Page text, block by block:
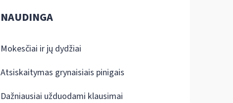
NAUDINGA
Mokesčiai ir jų dydžiai
Atsiskaitymas grynaisiais pinigais
Dažniausiai užduodami klausimai